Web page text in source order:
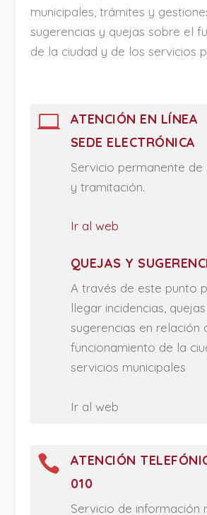
municipales, trámites y
sugerencias y quejas sobre el
de la ciudad y de los servicios

ATENCIÓN EN LÍNEA
SEDE ELECTRÓNICA
Servicio permanente de
y tramitación.
Ir al web
QUEJAS Y
A través de este punto
llegar incidencias,
sugerencias en relación
funcionamiento de la
servicios municipales
Ir al web

ATENCIÓN
010
Servicio de información